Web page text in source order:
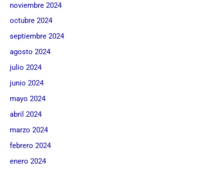
noviembre 2024
octubre 2024
septiembre 2024
agosto 2024
julio 2024
junio 2024
mayo 2024
abril 2024
marzo 2024
febrero 2024
enero 2024